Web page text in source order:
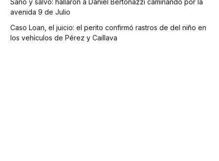
avenida 9 de Julio
Caso Loan, el juicio: el perito confirmó rastros de del niño en
los vehículos de Pérez y Caillava